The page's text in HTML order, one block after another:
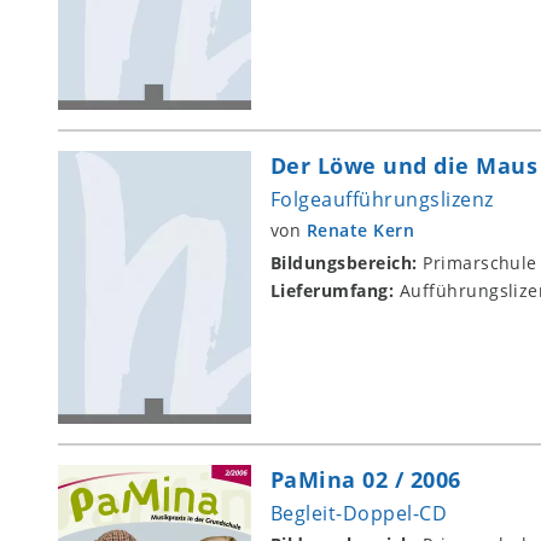
Der Löwe und die Maus
Folgeaufführungslizenz
von Renate Kern
Bildungsbereich: Primarschule
Lieferumfang:
PaMina 02 / 2006
Begleit-Doppel-CD